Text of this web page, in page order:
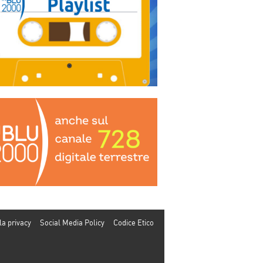
privacy Social Media Policy Codice Etico